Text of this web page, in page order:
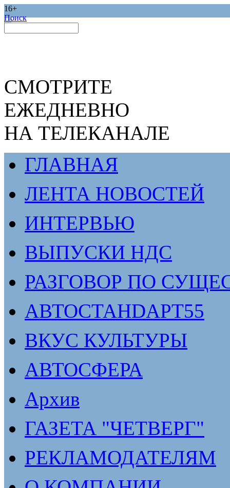
16+
Поиск
СМОТРИТЕ
ЕЖЕДНЕВНО
НА ТЕЛЕКАНАЛЕ
ГЛАВНАЯ
ЛЕНТА НОВОСТЕЙ
ИНТЕРВЬЮ
ВЫПУСКИ НДС
РАЗГОВОР ПО
АВТОСТАНDАРТ55
ВКУС КУЛЬТУРЫ
АВТОСФЕРА
Архив
ГАЗЕТА "ЧЕТВЕРГ"
РЕКЛАМОДАТЕЛЯМ